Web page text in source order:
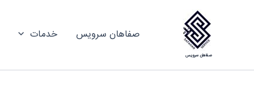
صفاهان سرویس
صفاهان سرویس خدمات